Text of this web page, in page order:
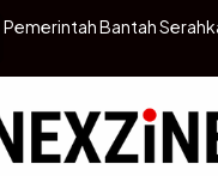
Pemerintah Bantah
Ada Penyerahan Data